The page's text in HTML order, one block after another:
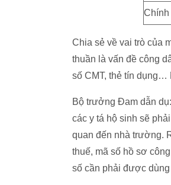
Chính
Chia sẻ về vai trò của
thuần là vấn đề công
số CMT, thẻ tín dụng…
Bộ trưởng Đam dẫn
các y tá hộ sinh sẽ
quan đến nhà trường.
thuế, mã số hồ sơ
số cần phải được dùng